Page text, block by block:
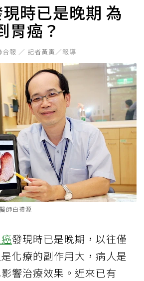
時已是晚期 為
胃癌？
合報 ／ 記者黃寅／報導
師白禮源
發現時已是晚期，以往僅
化療的副作用大，病人是
響治療效果。近來已有